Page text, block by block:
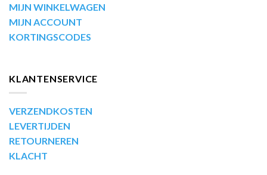
MIJN WINKELWAGEN
MIJN ACCOUNT
KORTINGSCODES
KLANTENSERVICE
VERZENDKOSTEN
LEVERTIJDEN
RETOURNEREN
KLACHT